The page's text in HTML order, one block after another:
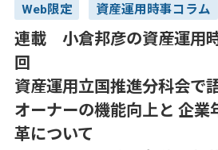
Web限定 資産運用時事コラム
連載 小倉邦彦の資産運用
回
資産運用立国推進分科会で
オーナーの機能向上と 企業
革について